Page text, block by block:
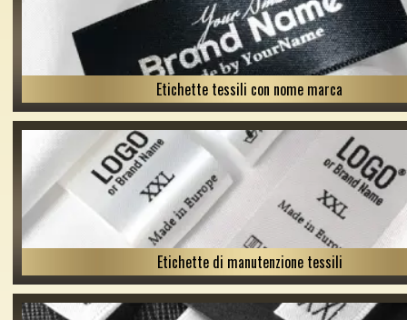
Etichette tessili con nome marca
Etichette di manutenzione tessili